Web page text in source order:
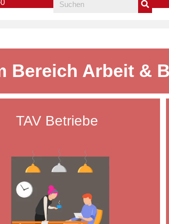
Bereich Arbeit &
TAV Betriebe